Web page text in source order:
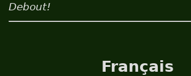
Debout!
Français